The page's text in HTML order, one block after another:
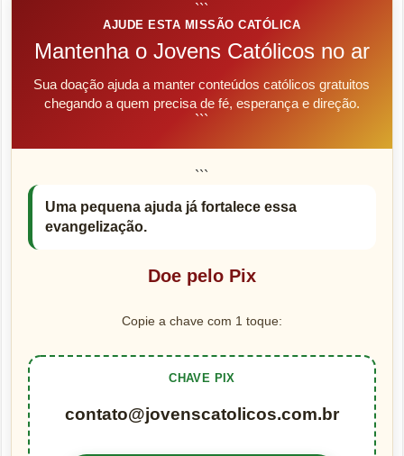
```
AJUDE ESTA MISSÃO CATÓLICA
Mantenha o Jovens Católicos no ar
Sua doação ajuda a manter conteúdos católicos gratuitos
chegando a quem precisa de fé, esperança e direção.
```
```
Uma pequena ajuda já fortalece essa
evangelização.
Doe pelo Pix
Copie a chave com 1 toque:
CHAVE PIX
contato@jovenscatolicos.com.br